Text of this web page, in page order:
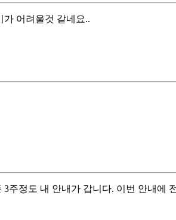
어려울것 같네요..
정도 내 안내가 갑니다. 이번 안내에